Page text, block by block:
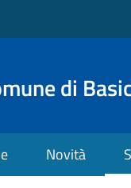
di
Novità